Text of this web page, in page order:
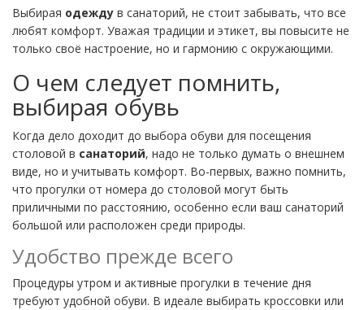
Выбирая одежду в санаторий, не стоит забывать, что все
любят комфорт. Уважая традиции и этикет, вы повысите не
только своё настроение, но и гармонию с окружающими.
О чем следует помнить,
выбирая обувь
Когда дело доходит до выбора обуви для посещения
столовой в санаторий, надо не только думать о внешнем
виде, но и учитывать комфорт. Во-первых, важно помнить,
что прогулки от номера до столовой могут быть
приличными по расстоянию, особенно если ваш санаторий
большой или расположен среди природы.
Удобство прежде всего
Процедуры утром и активные прогулки в течение дня
требуют удобной обуви. В идеале выбирать кроссовки или